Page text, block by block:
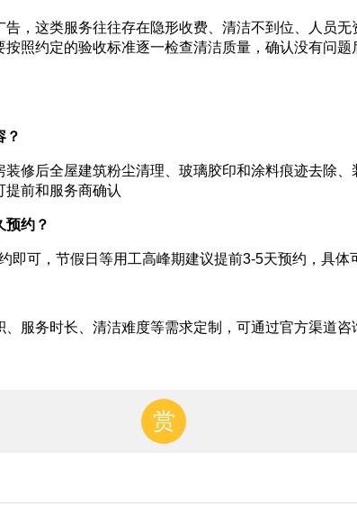
，这类服务往往存在隐形收费、清洁不到位、人员
照约定的验收标准逐一检查清洁质量，确认没有问
？
修后全屋建筑粉尘清理、玻璃胶印和涂料痕迹去除
提前和服务商确认
预约？
即可，节假日等用工高峰期建议提前3-5天预约，具体
服务时长、清洁难度等需求定制，可通过官方渠道咨
赏